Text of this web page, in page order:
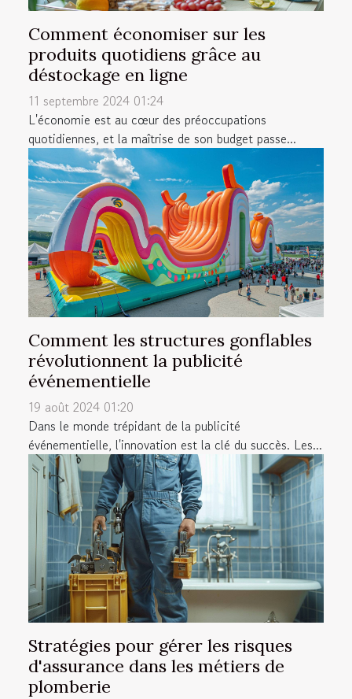
Comment économiser sur les
produits quotidiens grâce au
déstockage en ligne
11 septembre 2024 01:24
L'économie est au cœur des préoccupations
quotidiennes, et la maîtrise de son budget passe...
Comment les structures gonflables
révolutionnent la publicité
événementielle
19 août 2024 01:20
Dans le monde trépidant de la publicité
événementielle, l'innovation est la clé du succès. Les...
Stratégies pour gérer les risques
d'assurance dans les métiers de
plomberie